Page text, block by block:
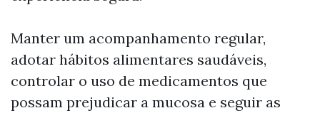
Manter um acompanhamento regular,
adotar hábitos alimentares saudáveis,
controlar o uso de medicamentos que
possam prejudicar a mucosa e seguir as